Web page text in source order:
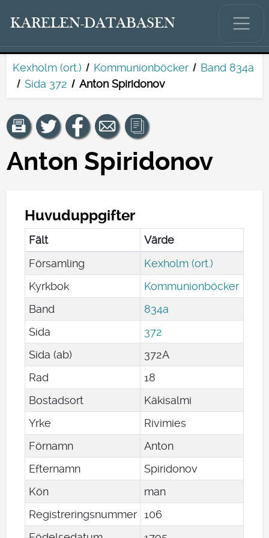
KARELEN-DATABASEN
Kexholm (ort.) Kommunionböcker
Band 834a
Sida 372
Anton Spiridonov
Anton Spiridonov
Huvuduppgifter
Fält
Värde
Församling
Kexholm (ort.)
Kyrkbok
Kommunionböcker
Band
834a
Sida
372
Sida (ab)
372A
Rad
18
Bostadsort
Käkisalmi
Yrke
Rivimies
Förnamn
Anton
Efternamn
Spiridonov
Kön
man
Registreringsnummer 106